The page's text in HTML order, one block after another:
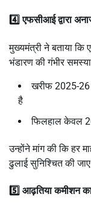
4️⃣ एफसीआई द्वारा
मुख्यमंत्री ने बताया कि
भंडारण की गंभीर समस्या
खरीफ 2025-26
है
फिलहाल केवल
उन्होंने मांग की कि हर
ढुलाई सुनिश्चित की
5️⃣ आढ़तिया कमीशन का